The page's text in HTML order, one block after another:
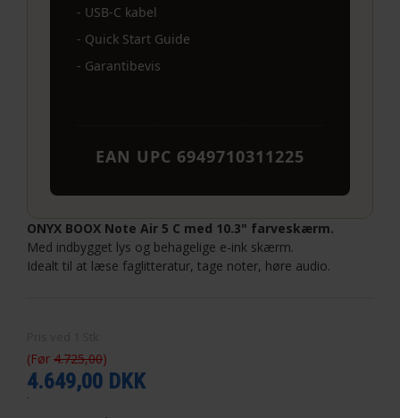
- USB-C kabel
- Quick Start Guide
- Garantibevis
EAN UPC 6949710311225
ONYX BOOX Note Air 5 C med 10.3" farveskærm.
Med indbygget lys og behagelige e-ink skærm.
Idealt til at læse faglitteratur, tage noter, høre audio.
(Før 4.725,00)
4.649,00 DKK